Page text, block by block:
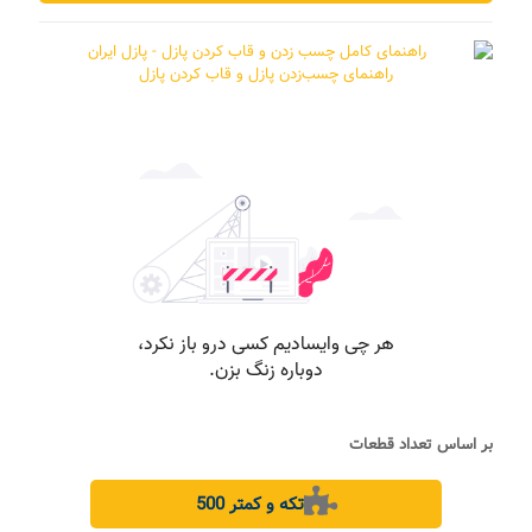
راهنمای چسب‌زدن پازل و قاب کردن پازل
بر اساس تعداد قطعات
500 تکه و کمتر